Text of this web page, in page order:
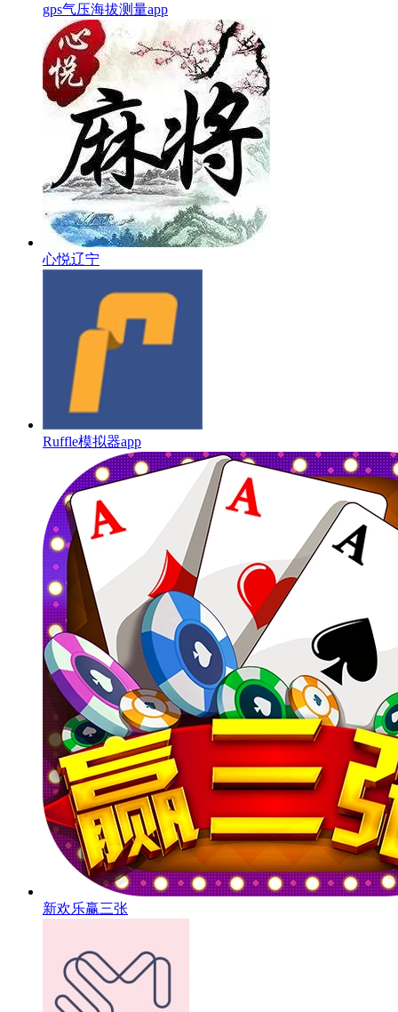
gps气压海拔测量app
心悦辽宁
Ruffle模拟器app
新欢乐赢三张